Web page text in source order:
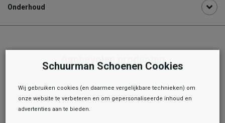
Onderhoud
Aanbevolen producten
Schuurman Schoenen Cookies
Wij gebruiken cookies (en daarmee vergelijkbare technieken) om
onze website te verbeteren en om gepersonaliseerde inhoud en
advertenties aan te bieden.